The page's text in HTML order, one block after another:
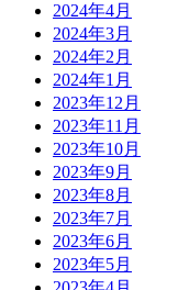
2024年4月
2024年3月
2024年2月
2024年1月
2023年12月
2023年11月
2023年10月
2023年9月
2023年8月
2023年7月
2023年6月
2023年5月